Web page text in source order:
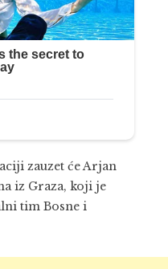
zauzet će Arjan
iz Graza, koji je
tim Bosne i